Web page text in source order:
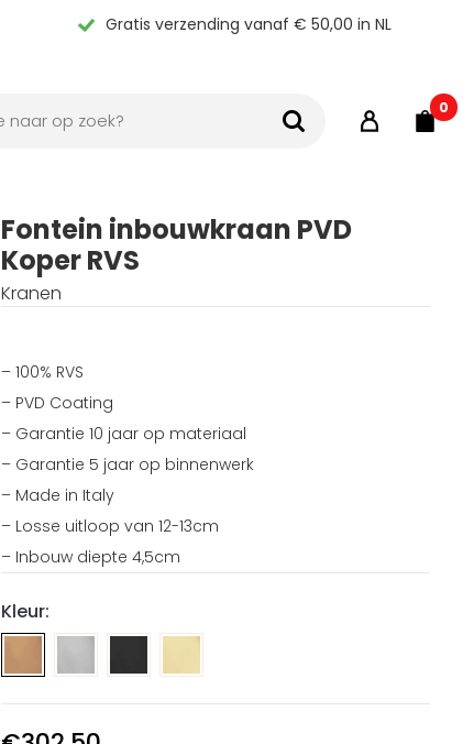
Gratis verzending vanaf € 50,00 in NL
0
Fontein inbouwkraan PVD
Koper RVS
Kranen
– 100% RVS
– PVD Coating
– Garantie 10 jaar op materiaal
– Garantie 5 jaar op binnenwerk
– Made in Italy
– Losse uitloop van 12-13cm
– Inbouw diepte 4,5cm
Kleur:
inbouwkraan
geborsteld
RVS
inbouwkraan
PVD
inbouwkraan
PVD